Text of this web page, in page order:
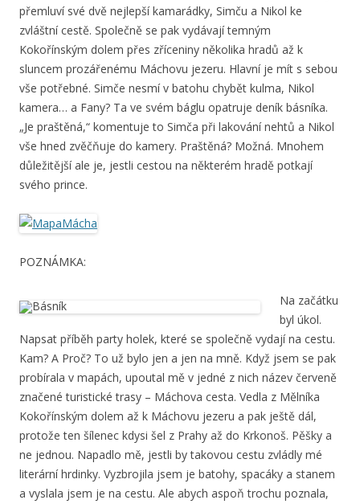
přemluví své dvě nejlepší kamarádky, Simču a Nikol ke
zvláštní cestě. Společně se pak vydávají temným
Kokořínským dolem přes zříceniny několika hradů až k
sluncem prozářenému Máchovu jezeru. Hlavní je mít s sebou
vše potřebné. Simče nesmí v batohu chybět kulma, Nikol
kamera… a Fany? Ta ve svém báglu opatruje deník básníka.
„Je praštěná,“ komentuje to Simča při lakování nehtů a Nikol
vše hned zvěčňuje do kamery. Praštěná? Možná. Mnohem
důležitější ale je, jestli cestou na některém hradě potkají
svého prince.
POZNÁMKA:
Na začátku
byl úkol.
Napsat příběh party holek, které se společně vydají na cestu.
Kam? A Proč? To už bylo jen a jen na mně. Když jsem se pak
probírala v mapách, upoutal mě v jedné z nich název červeně
značené turistické trasy – Máchova cesta. Vedla z Mělníka
Kokořínským dolem až k Máchovu jezeru a pak ještě dál,
protože ten šílenec kdysi šel z Prahy až do Krkonoš. Pěšky a
ne jednou. Napadlo mě, jestli by takovou cestu zvládly mé
literární hrdinky. Vyzbrojila jsem je batohy, spacáky a stanem
a vyslala jsem je na cestu. Ale abych aspoň trochu poznala,